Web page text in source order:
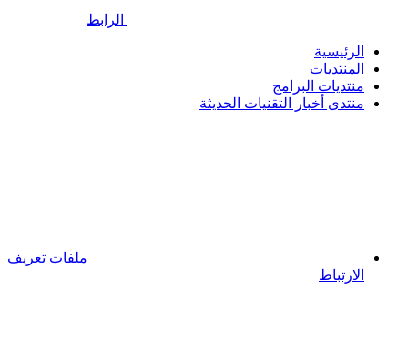
الرابط
الرئيسية
المنتديات
منتديات البرامج
منتدى أخبار التقنيات الحديثة
ملفات تعريف
الارتباط